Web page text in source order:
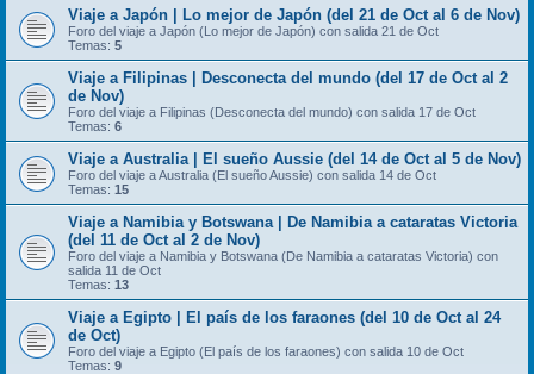
Viaje a Japón | Lo mejor de Japón (del 21 de Oct al 6 de Nov)
Foro del viaje a Japón (Lo mejor de Japón) con salida 21 de Oct
Temas: 5
Viaje a Filipinas | Desconecta del mundo (del 17 de Oct al 2
de Nov)
Foro del viaje a Filipinas (Desconecta del mundo) con salida 17 de Oct
Temas: 6
Viaje a Australia | El sueño Aussie (del 14 de Oct al 5 de Nov)
Foro del viaje a Australia (El sueño Aussie) con salida 14 de Oct
Temas: 15
Viaje a Namibia y Botswana | De Namibia a cataratas Victoria
(del 11 de Oct al 2 de Nov)
Foro del viaje a Namibia y Botswana (De Namibia a cataratas Victoria) con
salida 11 de Oct
Temas: 13
Viaje a Egipto | El país de los faraones (del 10 de Oct al 24
de Oct)
Foro del viaje a Egipto (El país de los faraones) con salida 10 de Oct
Temas: 9